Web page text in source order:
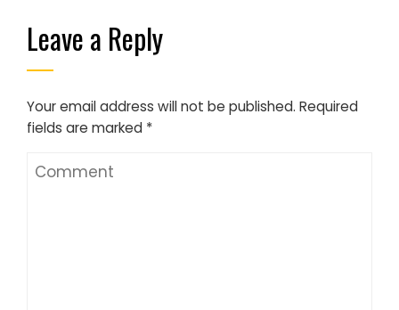
Leave a Reply
Your email address will not be published. Required
fields are marked *